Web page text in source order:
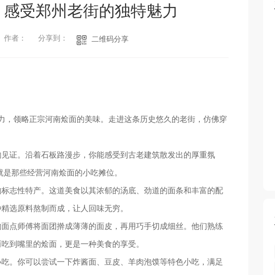
受郑州老街的独特魅力
作者： 分享到： 二维码分享
，领略正宗河南烩面的美味。走进这条历史悠久的老街，仿佛穿
证。沿着石板路漫步，你能感受到古老建筑散发出的厚重氛
那些经营河南烩面的小吃摊位。
志性特产。这道美食以其浓郁的汤底、劲道的面条和丰富的配
选原料熬制而成，让人回味无穷。
点师傅将面团擀成薄薄的面皮，再用巧手切成细丝。他们熟练
到嘴里的烩面，更是一种美食的享受。
。你可以尝试一下炸酱面、豆皮、羊肉泡馍等特色小吃，满足